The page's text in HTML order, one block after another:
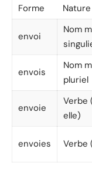
Forme Nature
envoi
Nom
envois
Nom
pluriel
envoie
Verbe
elle)
envoies Verbe